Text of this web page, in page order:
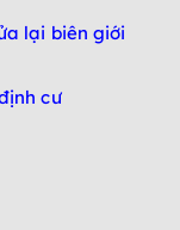
lại biên giới
cư